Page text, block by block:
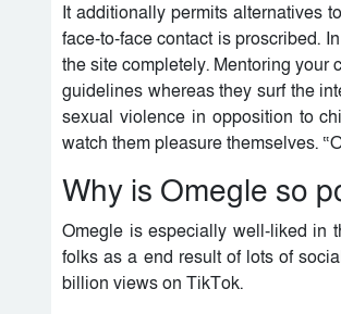
It additionally permits alternatives
face-to-face contact is proscribed.
the site completely. Mentoring
guidelines whereas they surf the
sexual violence in opposition to
watch them pleasure themselves.
Why is Omegle so
Omegle is especially well-liked in
folks as a end result of lots of
billion views on TikTok.